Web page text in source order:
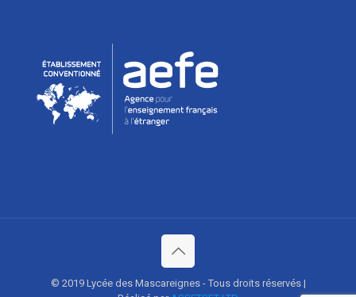
© 2019 Lycée des Mascareignes - Tous droits réservés |